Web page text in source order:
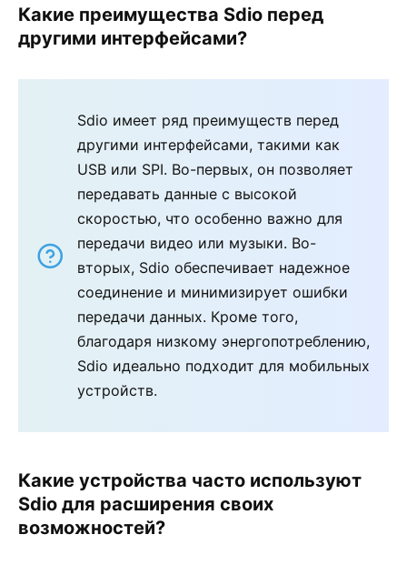
Какие преимущества Sdio перед
другими интерфейсами?
Sdio имеет ряд преимуществ перед
другими интерфейсами, такими как
USB или SPI. Во-первых, он позволяет
передавать данные с высокой
скоростью, что особенно важно для
передачи видео или музыки. Во-
вторых, Sdio обеспечивает надежное
соединение и минимизирует ошибки
передачи данных. Кроме того,
благодаря низкому энергопотреблению,
Sdio идеально подходит для мобильных
устройств.
Какие устройства часто используют
Sdio для расширения своих
возможностей?